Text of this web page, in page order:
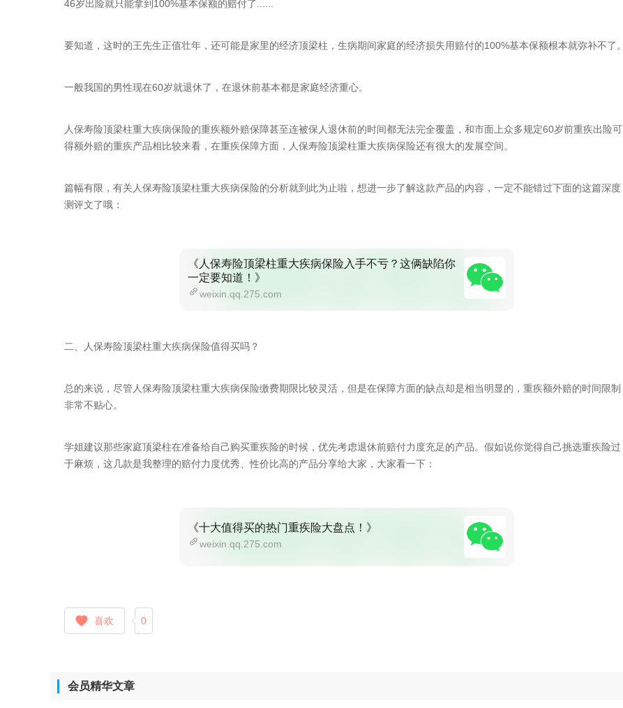
46岁出险就只能拿到100%基本保额的赔付了......
要知道，这时的王先生正值壮年，还可能是家里的经济顶梁柱，生病期间家庭的经济损失用赔付的100%基本保额根本就弥补不了。
一般我国的男性现在60岁就退休了，在退休前基本都是家庭经济重心。
人保寿险顶梁柱重大疾病保险的重疾额外赔保障甚至连被保人退休前的时间都无法完全覆盖，和市面上众多规定60岁前重疾出险可
得额外赔的重疾产品相比较来看，在重疾保障方面，人保寿险顶梁柱重大疾病保险还有很大的发展空间。
篇幅有限，有关人保寿险顶梁柱重大疾病保险的分析就到此为止啦，想进一步了解这款产品的内容，一定不能错过下面的这篇深度
测评文了哦：
《人保寿险顶梁柱重大疾病保险入手不亏？这俩缺陷你
一定要知道！》
weixin.qq.275.com
二、人保寿险顶梁柱重大疾病保险值得买吗？
总的来说，尽管人保寿险顶梁柱重大疾病保险缴费期限比较灵活，但是在保障方面的缺点却是相当明显的，重疾额外赔的时间限制
非常不贴心。
学姐建议那些家庭顶梁柱在准备给自己购买重疾险的时候，优先考虑退休前赔付力度充足的产品。假如说你觉得自己挑选重疾险过
于麻烦，这几款是我整理的赔付力度优秀、性价比高的产品分享给大家，大家看一下：
《十大值得买的热门重疾险大盘点！》
weixin.qq.275.com
喜欢 0
会员精华文章